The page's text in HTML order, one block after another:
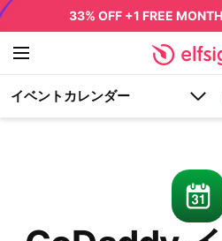
33% OFF +1 FREE MONTH
イベントカレンダー